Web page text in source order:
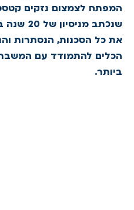
המפתח לצמצום נזקים
שנכתב
את כל הסכנות, הנסתרות
הכלים להתמודד עם המשבר
ביותר.